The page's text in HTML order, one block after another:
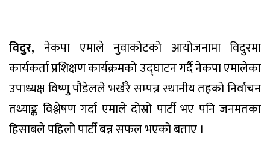
विदुर,नेकपा एमाले नुवाकोटको आयोजनामा विदुरमा
कार्यकर्ता प्रशिक्षण कार्यक्रमको उद्घाटन गर्दै नेकपा एमालेका
उपाध्यक्ष विष्णु पौडेलले भर्खरै सम्पन्न स्थानीय तहको निर्वाचन
तथ्याङ्क विश्लेषण गर्दा एमाले दोस्रो पार्टी भए पनि जनमतका
हिसाबले पहिलो पार्टी बन्न सफल भएको बताए ।